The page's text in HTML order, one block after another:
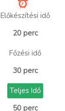
Előkészítési idő
20 perc
Főzési idő
30 perc
Teljes Idő
50 perc